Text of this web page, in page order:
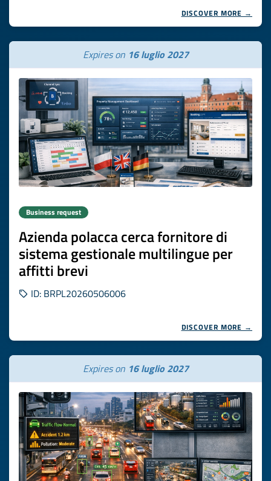
DISCOVER MORE →
Expires on 16 luglio 2027
Business request
Azienda polacca cerca fornitore di
sistema gestionale multilingue per
affitti brevi
ID: BRPL20260506006
DISCOVER MORE →
Expires on 16 luglio 2027